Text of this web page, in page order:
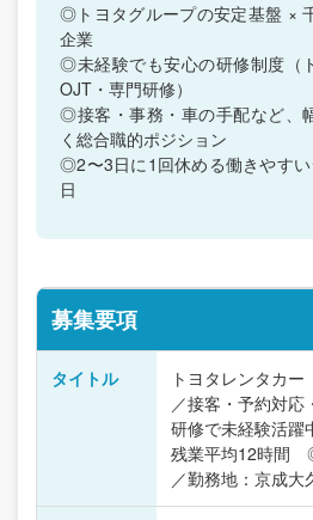
◎トヨタグループの安定基盤 ×
企業
◎未経験でも安心の研修制度（
OJT・専門研修）
◎接客・事務・車の手配など、
く総合職的ポジション
◎2〜3日に1回休める働きやす
日
募集要項
タイトル
トヨタレンタカ
／接客・予約対
研修で未経験活
残業平均12時間
／勤務地：京成大